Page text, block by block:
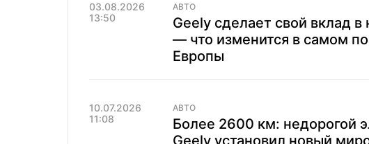
03.08.2026
13:50
АВТО
Geely сделает свой вклад
— что изменится в самом
Европы
10.07.2026
11:08
АВТО
Более 2600 км: недорогой
Geely установил новый